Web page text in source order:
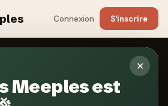
Connexion S'inscrire
✕
Meeples est